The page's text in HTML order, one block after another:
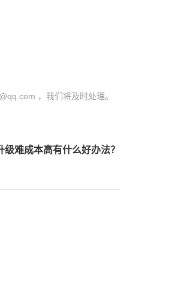
，我们将及时处理。
级难成本高有什么好办法？